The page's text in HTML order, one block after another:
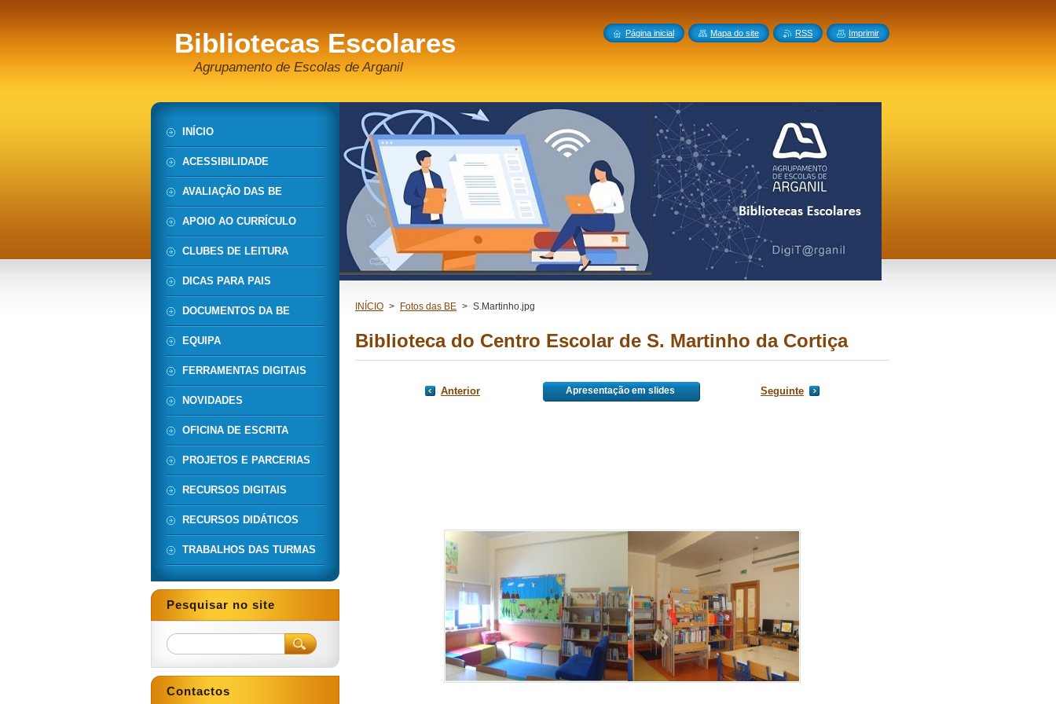
Bibliotecas Escolares
Agrupamento de Escolas de Arganil
INÍCIO > Fotos das BE > S.Martinho.jpg
Biblioteca do Centro Escolar de S. Martinho da Cortiça
Anterior Apresentação em slides Seguinte
INÍCIO
ACESSIBILIDADE
AVALIAÇÃO DAS BE
APOIO AO CURRÍCULO
CLUBES DE LEITURA
DICAS PARA PAIS
DOCUMENTOS DA BE
EQUIPA
FERRAMENTAS DIGITAIS
NOVIDADES
OFICINA DE ESCRITA
PROJETOS E PARCERIAS
RECURSOS DIGITAIS
RECURSOS DIDÁTICOS
TRABALHOS DAS TURMAS
Pesquisar no site
Contactos
Página inicial Mapa do site RSS Imprimir